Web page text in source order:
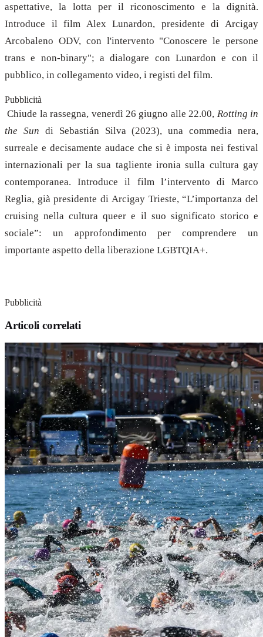
aspettative, la lotta per il riconoscimento e la dignità.
Introduce il film Alex Lunardon, presidente di Arcigay
Arcobaleno ODV, con l'intervento "Conoscere le persone
trans e non-binary"; a dialogare con Lunardon e con il
pubblico, in collegamento video, i registi del film.
Pubblicità
Chiude la rassegna, venerdì 26 giugno alle 22.00, Rotting in
the Sun di Sebastián Silva (2023), una commedia nera,
surreale e decisamente audace che si è imposta nei festival
internazionali per la sua tagliente ironia sulla cultura gay
contemporanea. Introduce il film l’intervento di Marco
Reglia, già presidente di Arcigay Trieste, “L’importanza del
cruising nella cultura queer e il suo significato storico e
sociale”: un approfondimento per comprendere un
importante aspetto della liberazione LGBTQIA+.
Pubblicità
Articoli correlati